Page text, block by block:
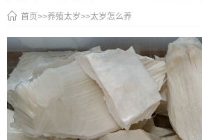
首页>>养殖太岁>>太岁怎么养